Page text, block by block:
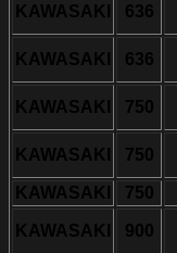
KAWASAKI 636
KAWASAKI 636
KAWASAKI 750
KAWASAKI 750
KAWASAKI
750
KAWASAKI 900